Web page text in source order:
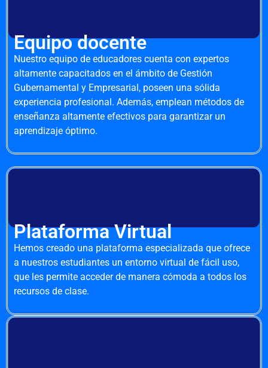
Equipo docente
Nuestro equipo de educadores cuenta con expertos
altamente capacitados en el ámbito de Gestión
Gubernamental y Empresarial, poseen una sólida
experiencia profesional. Además, emplean métodos de
enseñanza altamente efectivos para garantizar un
aprendizaje óptimo.
Plataforma Virtual
Hemos creado una plataforma especializada que ofrece
a nuestros estudiantes un entorno virtual de fácil uso,
que les permite acceder de manera cómoda a todos los
recursos de clase.